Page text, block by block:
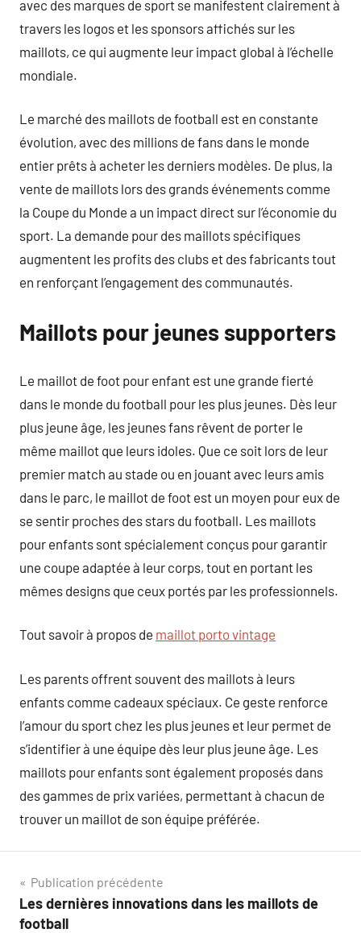
avec des marques de sport se manifestent clairement à
travers les logos et les sponsors affichés sur les
maillots, ce qui augmente leur impact global à l’échelle
mondiale.
Le marché des maillots de football est en constante
évolution, avec des millions de fans dans le monde
entier prêts à acheter les derniers modèles. De plus, la
vente de maillots lors des grands événements comme
la Coupe du Monde a un impact direct sur l’économie du
sport. La demande pour des maillots spécifiques
augmentent les profits des clubs et des fabricants tout
en renforçant l’engagement des communautés.
Maillots pour jeunes supporters
Le maillot de foot pour enfant est une grande fierté
dans le monde du football pour les plus jeunes. Dès leur
plus jeune âge, les jeunes fans rêvent de porter le
même maillot que leurs idoles. Que ce soit lors de leur
premier match au stade ou en jouant avec leurs amis
dans le parc, le maillot de foot est un moyen pour eux de
se sentir proches des stars du football. Les maillots
pour enfants sont spécialement conçus pour garantir
une coupe adaptée à leur corps, tout en portant les
mêmes designs que ceux portés par les professionnels.
Tout savoir à propos de maillot porto vintage
Les parents offrent souvent des maillots à leurs
enfants comme cadeaux spéciaux. Ce geste renforce
l’amour du sport chez les plus jeunes et leur permet de
s’identifier à une équipe dès leur plus jeune âge. Les
maillots pour enfants sont également proposés dans
des gammes de prix variées, permettant à chacun de
trouver un maillot de son équipe préférée.
Navigation
de
Publication précédente
Les dernières innovations dans les maillots de
football